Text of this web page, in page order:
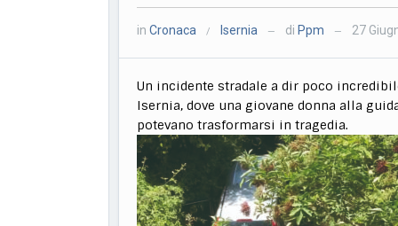
in Cronaca / Isernia — di Ppm — 27
Un incidente stradale a dir poco
Isernia, dove una giovane donna alla
potevano trasformarsi in tragedia.